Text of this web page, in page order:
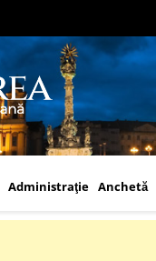
Administraţie Anchetă